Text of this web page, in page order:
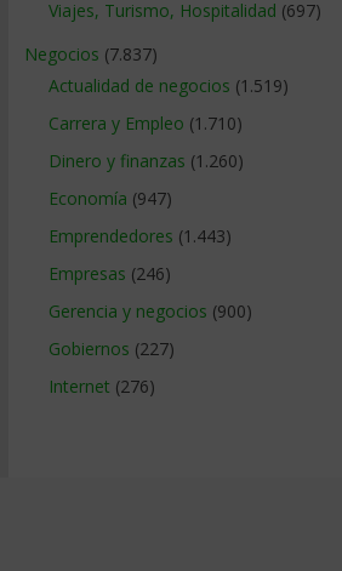
Viajes, Turismo, Hospitalidad (697)
Negocios (7.837)
Actualidad de negocios (1.519)
Carrera y Empleo (1.710)
Dinero y finanzas (1.260)
Economía (947)
Emprendedores (1.443)
Empresas (246)
Gerencia y negocios (900)
Gobiernos (227)
Internet (276)